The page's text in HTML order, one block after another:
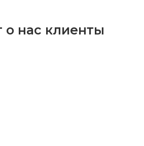
о нас клиенты